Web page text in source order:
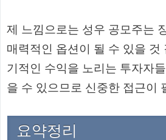
제 느낌으로는 성우 공모주는
매력적인 옵션이 될 수 있을 것
기적인 수익을 노리는 투자자
을 수 있으므로 신중한 접근이
요약정리